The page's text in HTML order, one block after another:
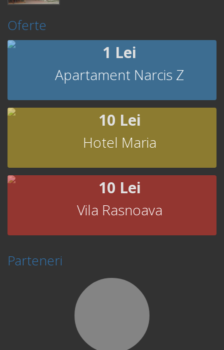
Oferte
1 Lei
Apartament Narcis Z
10 Lei
Hotel Maria
10 Lei
Vila Rasnoava
Parteneri